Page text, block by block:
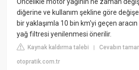
Öncelikle motor yağının ne zaman
diğerine ve kullanım şekline göre
bir yaklaşımla 10 bin km'yi geçen
yağ filtresi yenilenmesi önerilir.
Kaynak kaldırma talebi |Cevabın
otopratik.com.tr